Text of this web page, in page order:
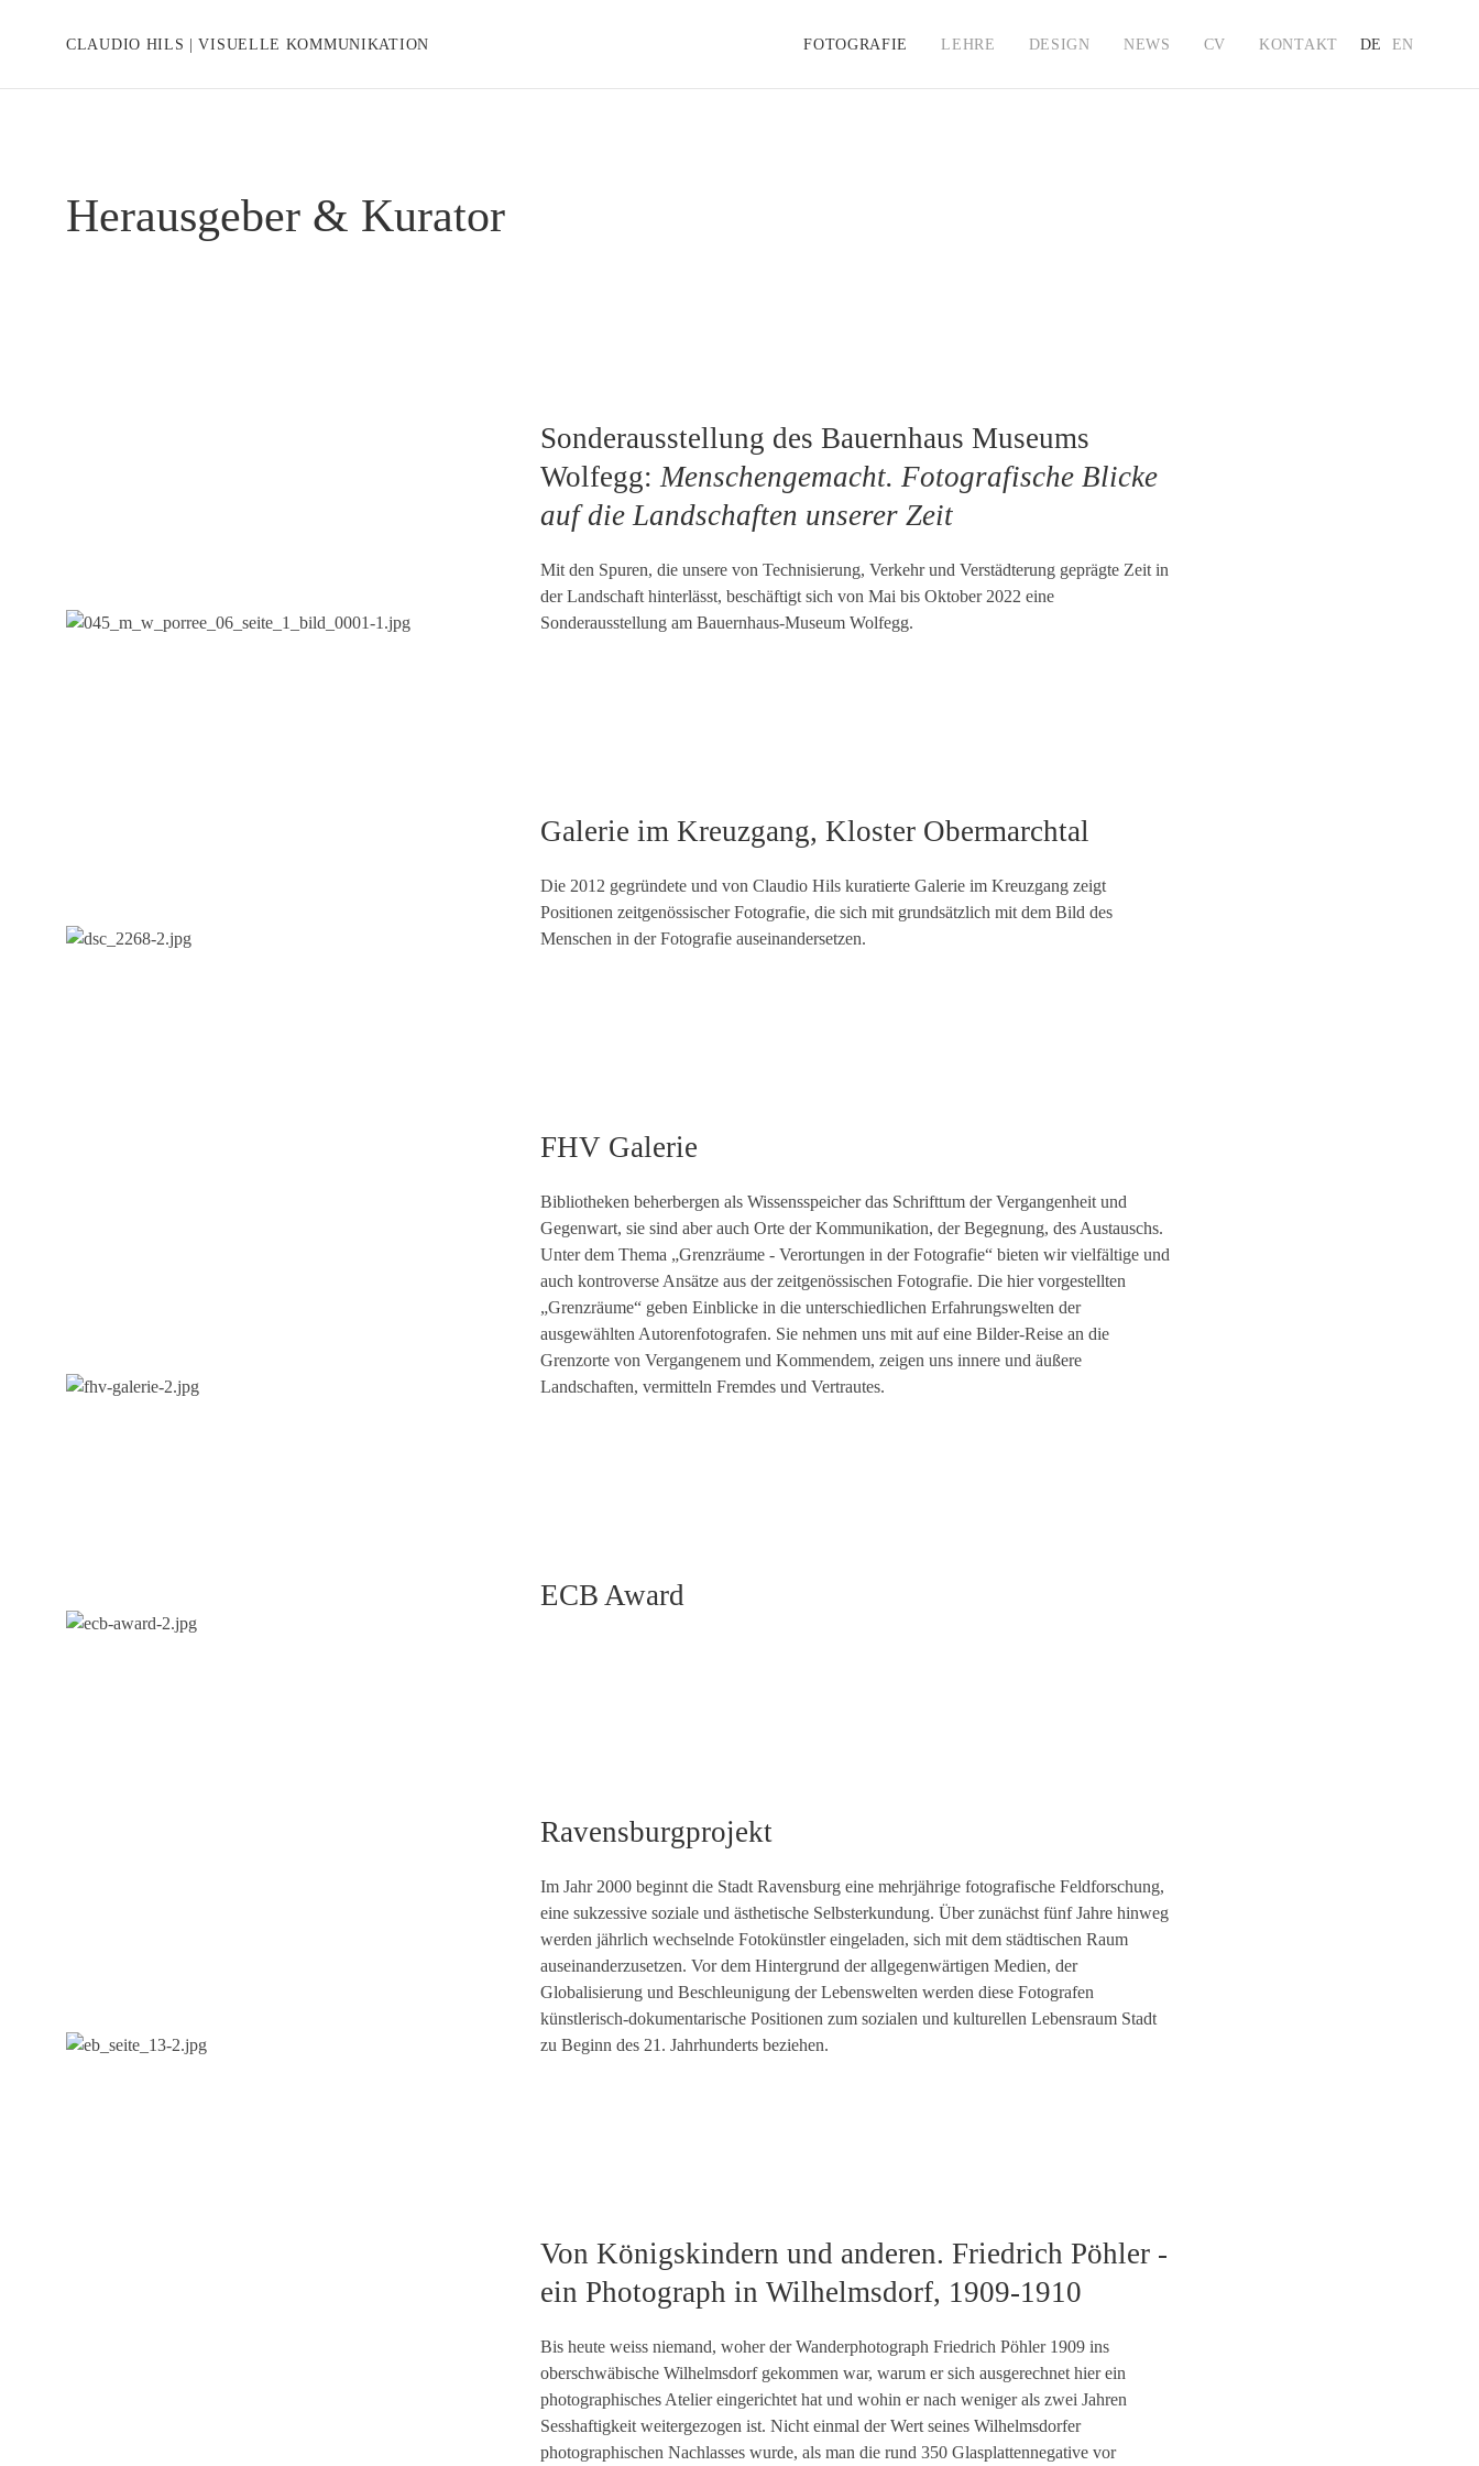
CLAUDIO HILS | VISUELLE KOMMUNIKATION FOTOGRAFIE LEHRE DESIGN NEWS CV KONTAKT DE EN
Herausgeber & Kurator
Sonderausstellung des Bauernhaus Museums
Wolfegg:Menschengemacht. Fotografische Blicke
auf die Landschaften unserer Zeit
Mit den Spuren, die unsere von Technisierung, Verkehr und Verstädterung geprägte Zeit in
der Landschaft hinterlässt, beschäftigt sich von Mai bis Oktober 2022 eine
Sonderausstellung am Bauernhaus-Museum Wolfegg.
Galerie im Kreuzgang, Kloster Obermarchtal
Die 2012 gegründete und von Claudio Hils kuratierte Galerie im Kreuzgang zeigt
Positionen zeitgenössischer Fotografie, die sich mit grundsätzlich mit dem Bild des
Menschen in der Fotografie auseinandersetzen.
FHV Galerie
Bibliotheken beherbergen als Wissensspeicher das Schrifttum der Vergangenheit und
Gegenwart, sie sind aber auch Orte der Kommunikation, der Begegnung, des Austauschs.
Unter dem Thema „Grenzräume - Verortungen in der Fotografie“ bieten wir vielfältige und
auch kontroverse Ansätze aus der zeitgenössischen Fotografie. Die hier vorgestellten
„Grenzräume“ geben Einblicke in die unterschiedlichen Erfahrungswelten der
ausgewählten Autorenfotografen. Sie nehmen uns mit auf eine Bilder-Reise an die
Grenzorte von Vergangenem und Kommendem, zeigen uns innere und äußere
Landschaften, vermitteln Fremdes und Vertrautes.
ECB Award
Ravensburgprojekt
Im Jahr 2000 beginnt die Stadt Ravensburg eine mehrjährige fotografische Feldforschung,
eine sukzessive soziale und ästhetische Selbsterkundung. Über zunächst fünf Jahre hinweg
werden jährlich wechselnde Fotokünstler eingeladen, sich mit dem städtischen Raum
auseinanderzusetzen. Vor dem Hintergrund der allgegenwärtigen Medien, der
Globalisierung und Beschleunigung der Lebenswelten werden diese Fotografen
künstlerisch-dokumentarische Positionen zum sozialen und kulturellen Lebensraum Stadt
zu Beginn des 21. Jahrhunderts beziehen.
Von Königskindern und anderen. Friedrich Pöhler -
ein Photograph in Wilhelmsdorf, 1909-1910
Bis heute weiss niemand, woher der Wanderphotograph Friedrich Pöhler 1909 ins
oberschwäbische Wilhelmsdorf gekommen war, warum er sich ausgerechnet hier ein
photographisches Atelier eingerichtet hat und wohin er nach weniger als zwei Jahren
Sesshaftigkeit weitergezogen ist. Nicht einmal der Wert seines Wilhelmsdorfer
photographischen Nachlasses wurde, als man die rund 350 Glasplattennegative vor